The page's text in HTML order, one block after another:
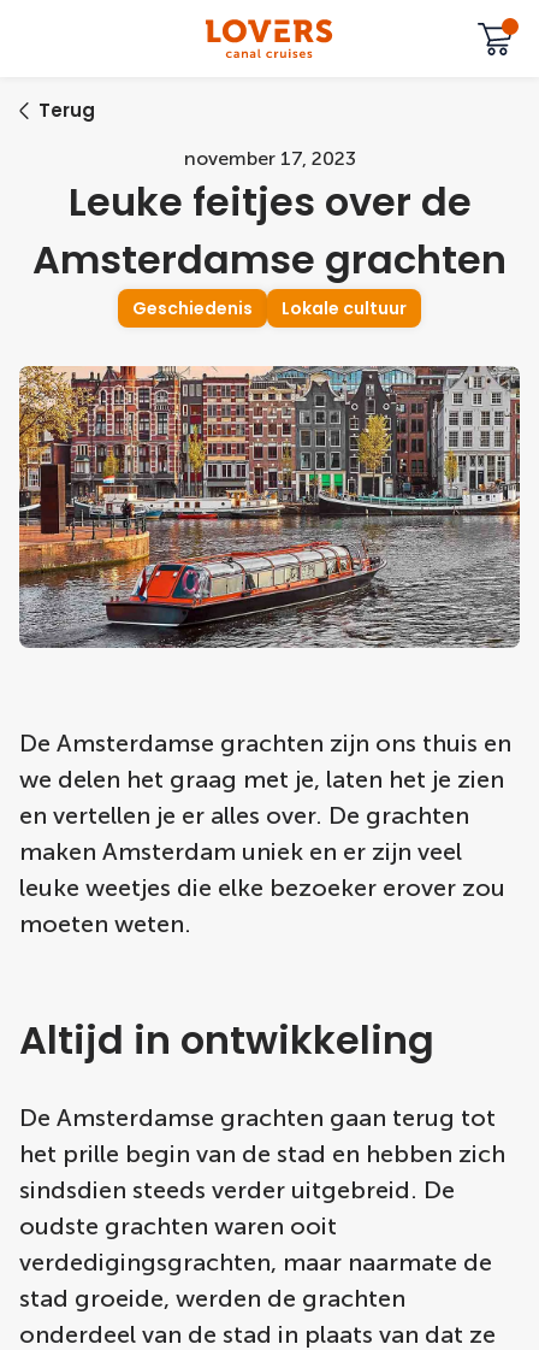
Terug
november 17, 2023
Leuke feitjes over de
Amsterdamse grachten
Geschiedenis Lokale cultuur
De Amsterdamse grachten zijn ons thuis en
we delen het graag met je, laten het je zien
en vertellen je er alles over. De grachten
maken Amsterdam uniek en er zijn veel
leuke weetjes die elke bezoeker erover zou
moeten weten.
Altijd in ontwikkeling
De Amsterdamse grachten gaan terug tot
het prille begin van de stad en hebben zich
sindsdien steeds verder uitgebreid. De
oudste grachten waren ooit
verdedigingsgrachten, maar naarmate de
stad groeide, werden de grachten
onderdeel van de stad in plaats van dat ze